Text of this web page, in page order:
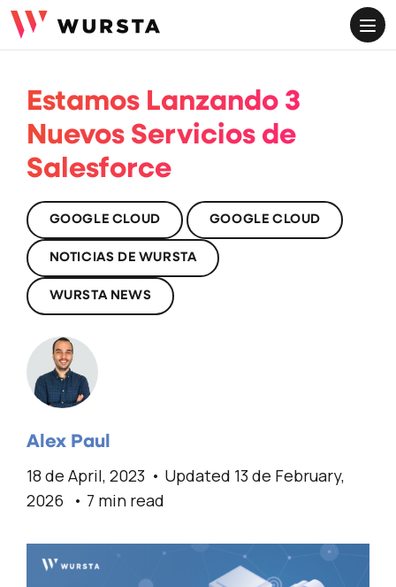
Estamos Lanzando 3
Nuevos Servicios de
Salesforce
GOOGLE CLOUD GOOGLE CLOUD
NOTICIAS DE WURSTA
WURSTA NEWS
Alex Paul
18 de April, 2023
Updated 13 de February,
2026
7 min read